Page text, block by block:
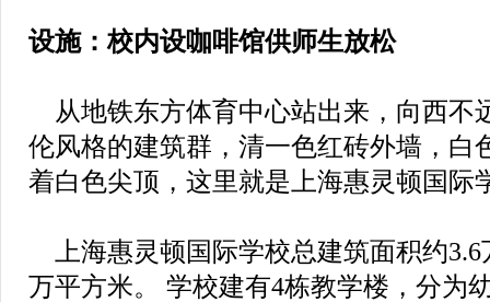
设施：校内设咖啡馆供师生放松
从地铁东方体育中心站出来，向西不
伦风格的建筑群，清一色红砖外墙，白
着白色尖顶，这里就是上海惠灵顿国际
上海惠灵顿国际学校总建筑面积约3.6
万平方米。 学校建有4栋教学楼，分为